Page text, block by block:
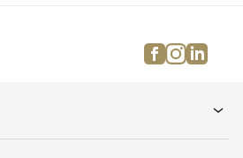
Tapijt
facebook